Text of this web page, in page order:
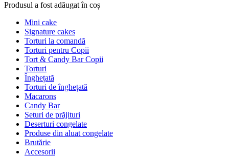
Produsul a fost adăugat în coș
Mini cake
Signature cakes
Torturi la comandă
Torturi pentru Copii
Tort & Candy Bar Copii
Torturi
Înghețată
Torturi de înghețată
Macarons
Candy Bar
Seturi de prăjituri
Deserturi congelate
Produse din aluat congelate
Brutărie
Accesorii